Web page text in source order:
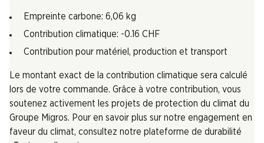
Empreinte carbone: 6,06 kg
Contribution climatique: -0.16 CHF
Contribution pour matériel, production et transport
Le montant exact de la contribution climatique sera calculé
lors de votre commande. Grâce à votre contribution, vous
soutenez activement les projets de protection du climat du
Groupe Migros. Pour en savoir plus sur notre engagement en
faveur du climat, consultez notre plateforme de durabilité